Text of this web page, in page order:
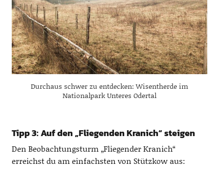
Durchaus schwer zu entdecken: Wisentherde im
Nationalpark Unteres Odertal
Tipp 3: Auf den „Fliegenden Kranich“ steigen
Den Beobachtungsturm „Fliegender Kranich“
erreichst du am einfachsten von Stützkow aus: